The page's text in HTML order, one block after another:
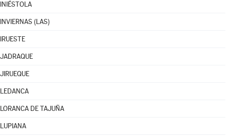
INIÉSTOLA
INVIERNAS (LAS)
IRUESTE
JADRAQUE
JIRUEQUE
LEDANCA
LORANCA DE TAJUÑA
LUPIANA